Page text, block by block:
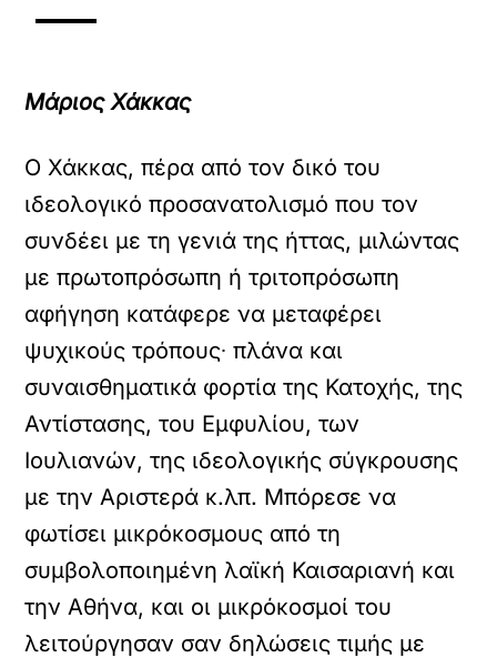
Μάριος Χάκκας
Ο Χάκκας, πέρα από τον δικό του
ιδεολογικό προσανατολισμό που τον
συνδέει με τη γενιά της ήττας, μιλώντας
με πρωτοπρόσωπη ή τριτοπρόσωπη
αφήγηση κατάφερε να μεταφέρει
ψυχικούς τρόπους∙ πλάνα και
συναισθηματικά φορτία της Κατοχής, της
Αντίστασης, του Εμφυλίου, των
Ιουλιανών, της ιδεολογικής σύγκρουσης
με την Αριστερά κ.λπ. Μπόρεσε να
φωτίσει μικρόκοσμους από τη
συμβολοποιημένη λαϊκή Καισαριανή και
την Αθήνα, και οι μικρόκοσμοί του
λειτούργησαν σαν δηλώσεις τιμής με